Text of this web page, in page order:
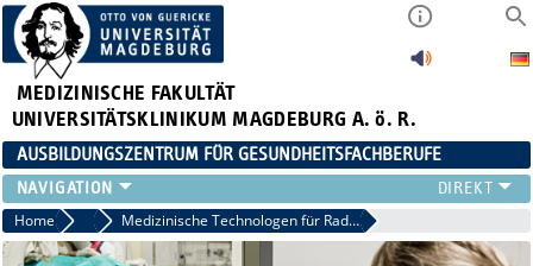
MEDIZINISCHE FAKULTÄT
UNIVERSITÄTSKLINIKUM MAGDEBURG A. ö. R.
AUSBILDUNGSZENTRUM FÜR GESUNDHEITSFACHBERUFE
AUSBILDUNG
FORT- UND WEITERBILDUNGEN
Home Ausbildung Medizinische Technologen für Radiologie (MT-R)